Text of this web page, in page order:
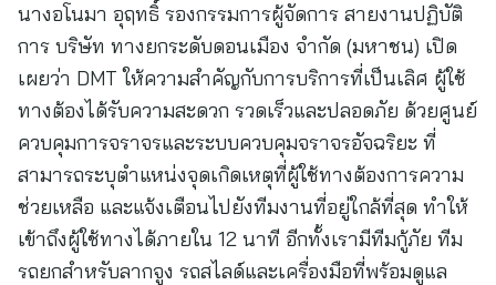
นางอโนมา อุฤทธิ์ รองกรรมการผู้จัดการ สายงานปฏิบัติ
การ บริษัท ทางยกระดับดอนเมือง จำกัด (มหาชน) เปิด
เผยว่า DMT ให้ความสำคัญกับการบริการที่เป็นเลิศ ผู้ใช้
ทางต้องได้รับความสะดวก รวดเร็วและปลอดภัย ด้วยศูนย์
ควบคุมการจราจรและระบบควบคุมจราจรอัจฉริยะ ที่
สามารถระบุตำแหน่งจุดเกิดเหตุที่ผู้ใช้ทางต้องการความ
ช่วยเหลือ และแจ้งเตือนไปยังทีมงานที่อยู่ใกล้ที่สุด ทำให้
เข้าถึงผู้ใช้ทางได้ภายใน 12 นาที อีกทั้งเรามีทีมกู้ภัย ทีม
รถยกสำหรับลากจูง รถสไลด์และเครื่องมือที่พร้อมดูแล